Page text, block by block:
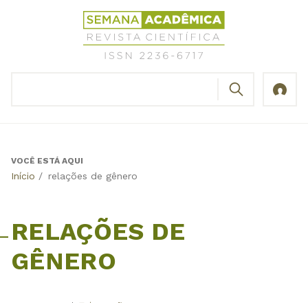
Revista
Científica
Semana
Back
VOCÊ ESTÁ AQUI
Início / relações de gênero
RELAÇÕES DE
GÊNERO